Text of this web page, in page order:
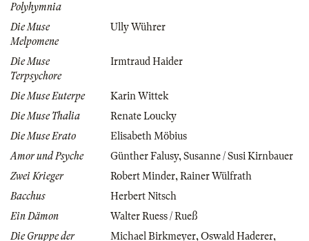
Polyhymnia
Die Muse
Melpomene
Ully Wührer
Die Muse
Terpsychore
Irmtraud Haider
Die Muse Euterpe
Karin Wittek
Die Muse Thalia
Renate Loucky
Die Muse Erato
Elisabeth Möbius
Amor und Psyche
Günther Falusy, Susanne / Susi Kirnbauer
Zwei Krieger
Robert Minder, Rainer Wülfrath
Bacchus
Herbert Nitsch
Ein Dämon
Walter Ruess / Rueß
Die Gruppe der
Michael Birkmeyer, Oswald Haderer,